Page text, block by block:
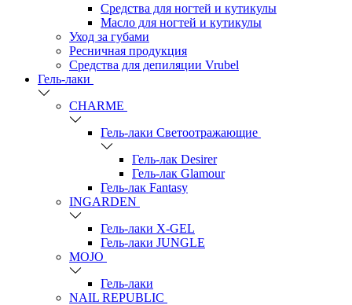
Средства для ногтей и кутикулы
Масло для ногтей и кутикулы
Уход за губами
Ресничная продукция
Средства для депиляции Vrubel
Гель-лаки
СHARME
Гель-лаки Светоотражающие
Гель-лак Desirer
Гель-лак Glamour
Гель-лак Fantasy
INGARDEN
Гель-лаки Х-GEL
Гель-лаки JUNGLE
MOJO
Гель-лаки
NAIL REPUBLIC